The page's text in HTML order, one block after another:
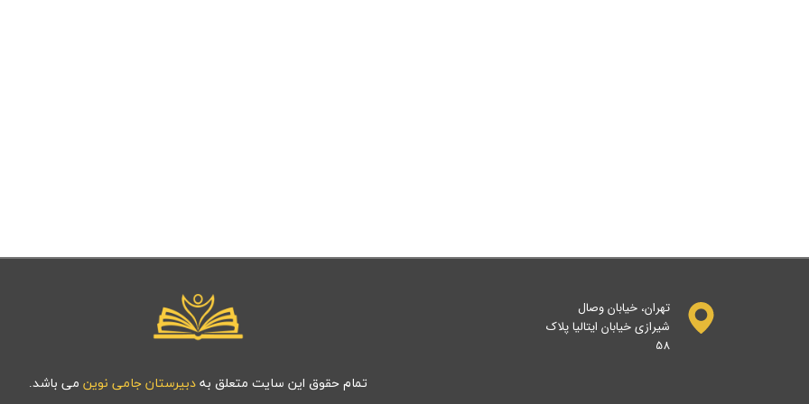
تهران، خیابان وصال
شیرازی خیابان ایتالیا پلاک
58
تمام حقوق این سایت متعلق به دبیرستان جامی نوین می باشد.